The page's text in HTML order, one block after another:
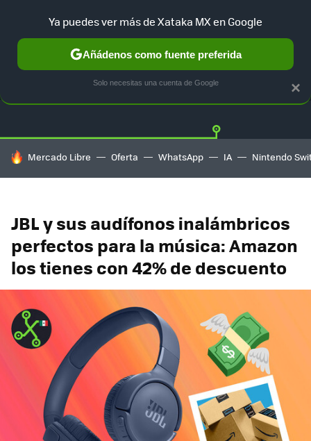
GUÍA DE COMPRAS MERCADO LIBRE
HOY SE HABLA DE
Mercado Libre Oferta WhatsApp IA Nintendo
JBL y sus audífonos inalámbricos
perfectos para la música: Amazon
los tienes con 42% de descuento
×
Ya puedes ver más de Xataka MX en Google
Añádenos como fuente preferida
Solo necesitas una cuenta de Google